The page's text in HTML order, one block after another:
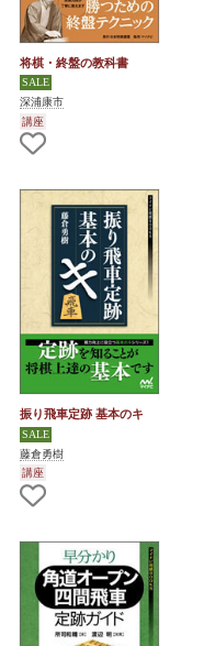
将棋・終盤の教科書
深浦康市
講座
振り飛車定跡 基本のキ
藤倉勇樹
講座